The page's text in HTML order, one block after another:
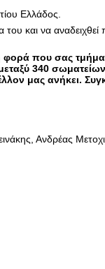
Ελλάδος.
και να
φορά που σας
340
μας ανήκει.
Ανδρέας